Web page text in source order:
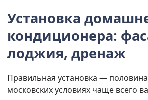
Установка
кондиционера:
лоджия, дренаж
Правильная установка —
московских условиях чаще всего